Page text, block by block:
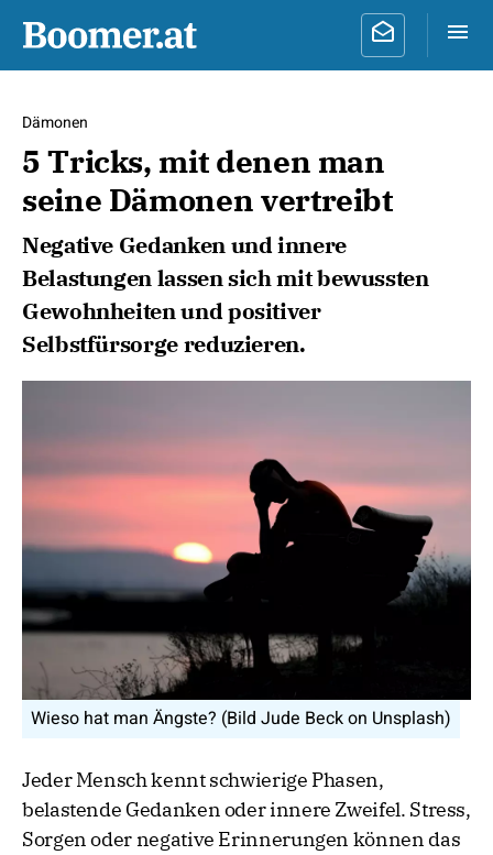
Dämonen
5 Tricks, mit denen man
seine Dämonen vertreibt
Negative Gedanken und innere
Belastungen lassen sich mit bewussten
Gewohnheiten und positiver
Selbstfürsorge reduzieren.
Wieso hat man Ängste? (Bild Jude Beck on Unsplash)
Jeder Mensch kennt schwierige Phasen,
belastende Gedanken oder innere Zweifel. Stress,
Sorgen oder negative Erinnerungen können das